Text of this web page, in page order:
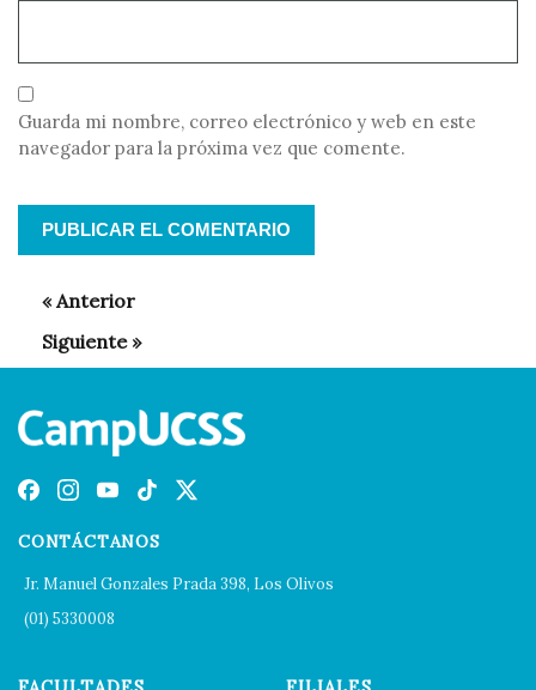
Guarda mi nombre, correo electrónico y web en este
navegador para la próxima vez que comente.
CONTÁCTANOS
Jr. Manuel Gonzales Prada 398, Los Olivos
(01) 5330008